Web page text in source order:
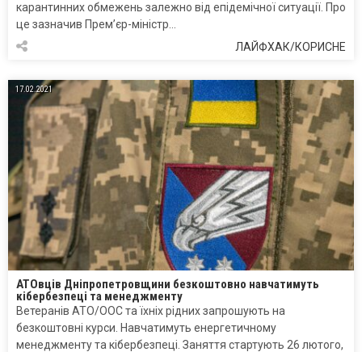
карантинних обмежень залежно від епідемічної ситуації. Про
це зазначив Прем’єр-міністр…
ЛАЙФХАК/КОРИСНЕ
17.02.2021
АТОвців Дніпропетровщини безкоштовно навчатимуть
кібербезпеці та менеджменту
Ветеранів АТО/ООС та їхніх рідних запрошують на
безкоштовні курси. Навчатимуть енергетичному
менеджменту та кібербезпеці. Заняття стартують 26 лютого,